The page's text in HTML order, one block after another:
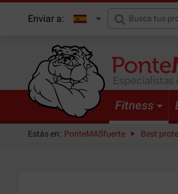
Enviar a:
Fitness
Estás en: PonteMASfuerte Best